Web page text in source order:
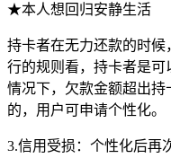
★本人想回归安静生活
持卡者在无力还款的时
行的规则看，持卡者是
情况下，欠款金额超出
的，用户可申请个性化。
3.信用受损：个性化后再